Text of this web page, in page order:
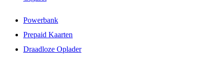
Powerbank
Prepaid Kaarten
Draadloze Oplader